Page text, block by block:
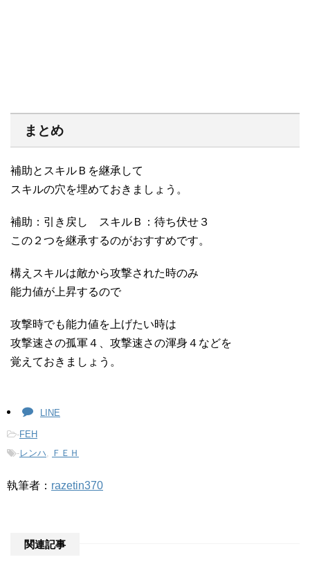
まとめ
補助とスキルＢを継承して
スキルの穴を埋めておきましょう。
補助：引き戻し スキルＢ：待ち伏せ３
この２つを継承するのがおすすめです。
構えスキルは敵から攻撃された時のみ
能力値が上昇するので
攻撃時でも能力値を上げたい時は
攻撃速さの孤軍４、攻撃速さの渾身４などを
覚えておきましょう。
LINE
-FEH
-レンハ, ＦＥＨ
執筆者： razetin370
関連記事